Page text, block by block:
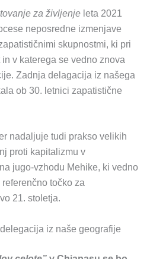
za življenje leta 2021
neposredne izmenjave
skupnostmi, ki pri
v katerega se vedno znova
Zadnja delagacija iz našega
ob 30. letnici zapatistične
nadaljuje tudi prakso velikih
proti kapitalizmu v
jugo-vzhodu Mehike, ki vedno
točko za
21. stoletja.
iz naše geografije